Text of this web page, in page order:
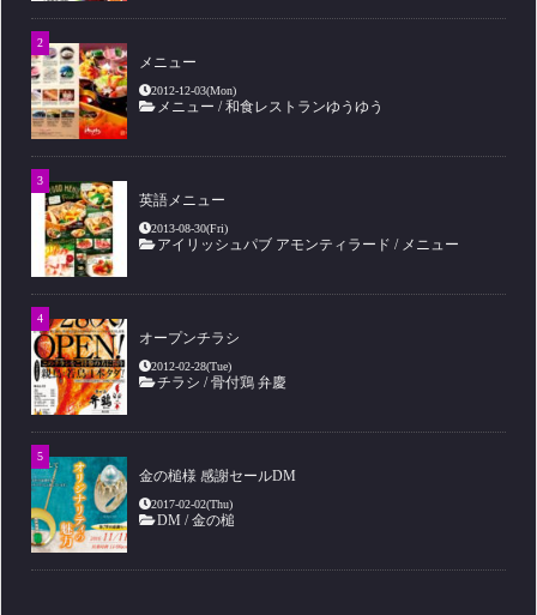
メニュー
2012-12-03(Mon)
メニュー /和食レストランゆうゆう
英語メニュー
2013-08-30(Fri)
アイリッシュパブ アモンティラード / メニュー
オープンチラシ
2012-02-28(Tue)
チラシ /骨付鶏 弁慶
金の槌様 感謝セールDM
2017-02-02(Thu)
DM /金の槌